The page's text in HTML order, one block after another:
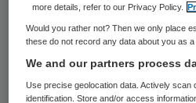
Hun initiatief is erop
zelfredzaamheid van
verbeteren.
more details, refer to our Privacy Policy.
Would you rather not? Then we only place
these do not record any data about you as
We and our partners process
Use precise geolocation data. Actively
identification. Store and/or access